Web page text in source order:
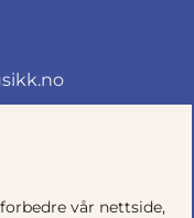
vår nettside,